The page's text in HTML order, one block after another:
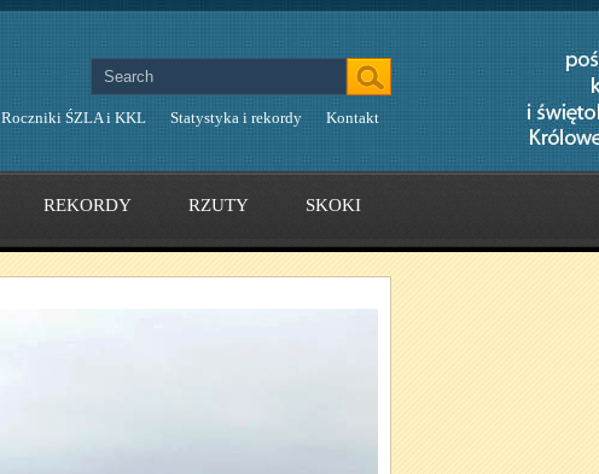
Roczniki ŚZLA i KKL Statystyka i rekordy Kontakt
REKORDY RZUTY SKOKI